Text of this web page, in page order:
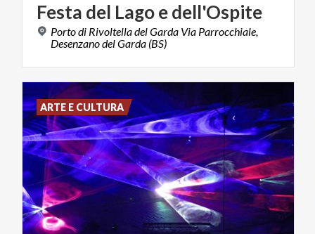
Festa del Lagoedell'Ospite
Porto di Rivoltella del Garda Via Parrocchiale,
Desenzano del Garda (BS)
ARTE E CULTURA